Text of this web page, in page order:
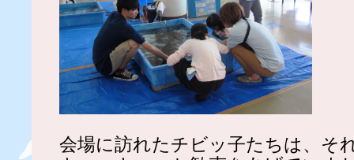
会場に訪れたチビッ子たちは、そ